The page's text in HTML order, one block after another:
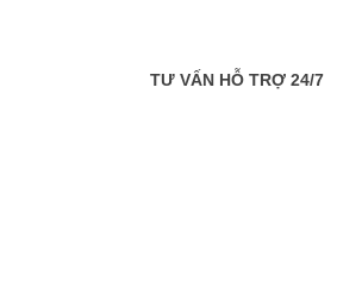
TƯ VẤN HỖ TRỢ 24/7